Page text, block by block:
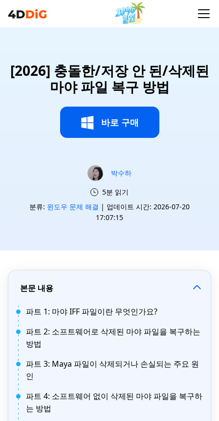
[2026] 충돌한/저장 안 된/삭제된
마야 파일 복구 방법
바로 구매
박수하
5분 읽기
분류: 윈도우 문제 해결 | 업데이트 시간: 2026-07-20
17:07:15
본문 내용
파트 1: 마야 IFF 파일이란 무엇인가요?
파트 2: 소프트웨어로 삭제된 마야 파일을 복구하는
방법
파트 3: Maya 파일이 삭제되거나 손실되는 주요 원
인
파트 4: 소프트웨어 없이 삭제된 마야 파일을 복구하
는 방법